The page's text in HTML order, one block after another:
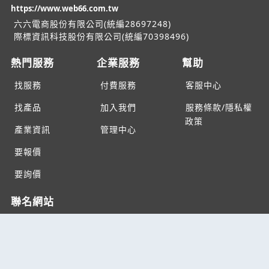
https://www.web66.com.tw
六六電商股份有限公司(統編28697248)
際標資訊科技股份有限公司(統編70398496)
熱門服務
找服務
找產品
產業資訊
要報價
要詢價
企業服務
付費服務
加入我們
管理中心
幫助
客服中心
服務條款/隱私權
政策
聯名網站